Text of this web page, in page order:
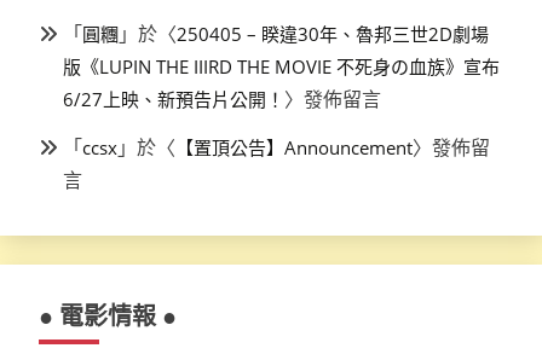
「圓糰 」於〈250405 – 睽違30年、魯邦三世2D劇場
版《LUPIN THE IIIRD THE MOVIE 不死身の血族》宣布
6/27上映、新預告片公開！ 〉發佈留言
「ccsx 」於〈 【置頂公告】Announcement〉發佈留
言
● 電影情報 ●